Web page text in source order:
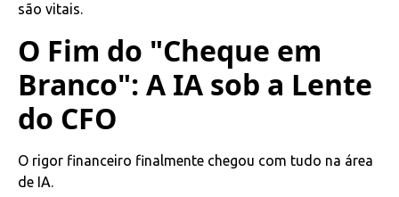
são vitais.
O Fim do "Cheque em
Branco": A IA sob a Lente
do CFO
O rigor financeiro finalmente chegou com tudo na área
de IA.